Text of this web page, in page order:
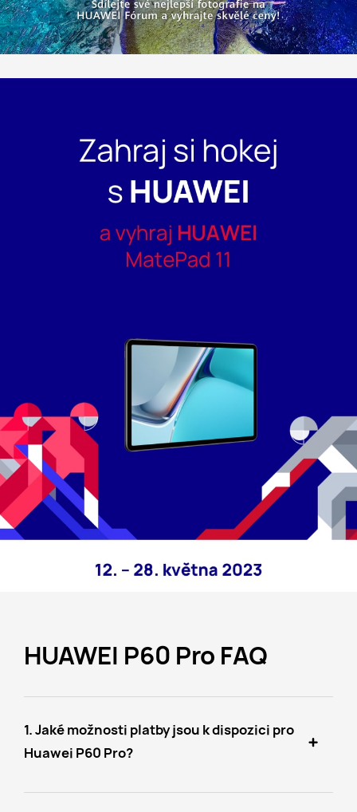
HUAWEI P60 Pro FAQ
1. Jaké možnosti platby jsou k dispozici pro
Huawei P60 Pro?